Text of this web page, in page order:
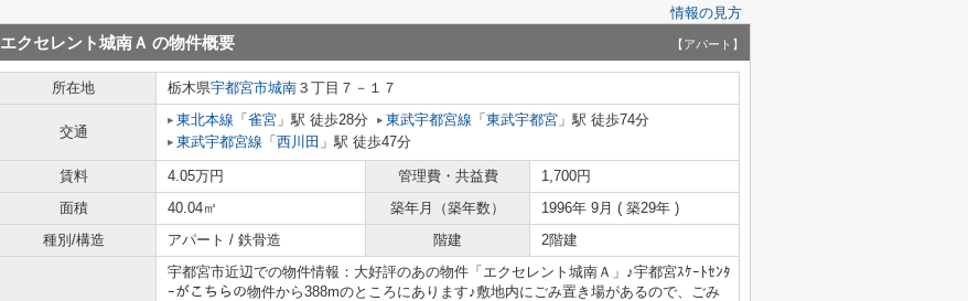
情報の見方
エクセレント城南Ａ の物件概要 【アパート】
所在地 栃木県宇都宮市城南 ３丁目７－１７
交通
東北本線 「 雀宮 」駅 徒歩28分 東武宇都宮線 「 東武宇都宮 」駅 徒歩74分
東武宇都宮線 「 西川田 」駅 徒歩47分
賃料 4.05万円 管理費・共益費
1,700円
面積
40.04㎡ 築年月（築年数）
1996年 9月 ( 築29年 )
種別/構造
アパート / 鉄骨造 階建 2階建
宇都宮市近辺での物件情報：大好評のあの物件「エクセレント城南Ａ」♪宇都宮ｽｹｰﾄｾﾝﾀ
ｰがこちらの物件から388mのところにあります♪敷地内にごみ置き場があるので、ごみ